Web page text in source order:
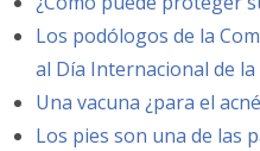
Los podólogos de la
al Día Internacional de
Una vacuna ¿para el
Los pies son una de las